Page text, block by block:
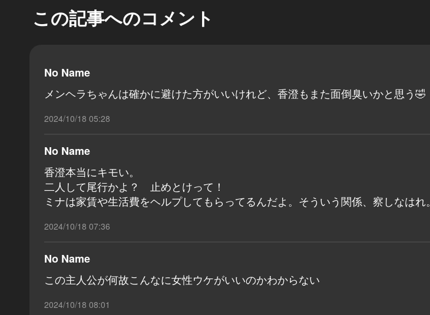
この記事へのコメント
No Name
メンヘラちゃんは確かに避けた方がいいけれど、香澄もまた面倒臭いかと思う🤣
2024/10/18 05:28
No Name
香澄本当にキモい。
二人して尾行かよ？ 止めとけって！
ミナは家賃や生活費をヘルプしてもらってるんだよ。そういう関係、察しなはれ。
2024/10/18 07:36
No Name
この主人公が何故こんなに女性ウケがいいのかわからない
2024/10/18 08:01